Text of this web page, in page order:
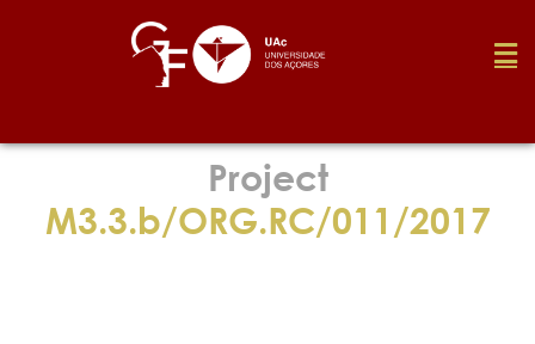
Foundation
Media
Project
M3.3.b/ORG.RC/011/2017